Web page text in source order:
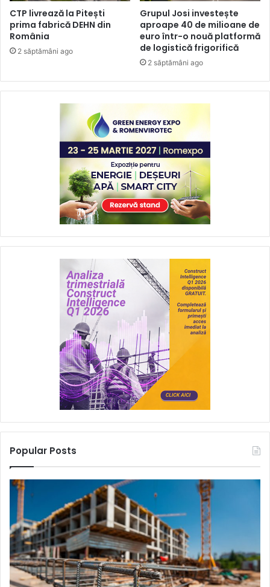
CTP livrează la Pitești
prima fabrică DEHN din
România
2 săptămâni ago
Grupul Josi investește
aproape 40 de milioane de
euro într-o nouă platformă
de logistică frigorifică
2 săptămâni ago
Popular Posts